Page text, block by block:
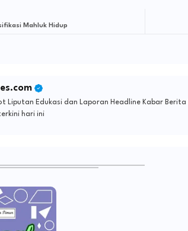
Mahluk Hidup
Liputan Edukasi dan Laporan Headline Kabar
hari ini